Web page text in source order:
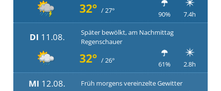
32° / 27° 90% 7.4h
DI 11.08.
Später bewölkt, am Nachmittag
Regenschauer
32° / 26° 61% 2.8h
MI 12.08. Früh morgens vereinzelte Gewitter